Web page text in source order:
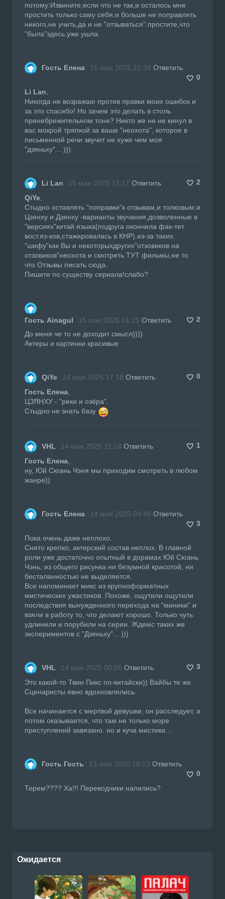
потому:Извините,если что не так,и осталось мне
простить только саму себя,и больше не поправлять
никого,не учить,да и не "отзываться".простите,что
"была"здесь.уже ушла.
Гость Елена 15 мая 2025 22:38 Ответить
0
Li Lan
Никогда не возражаю против правки моих ошибок и
за это спасибо! Но зачем это делать в столь
пренебрежительном тоне? Никто же не не кинул в
вас мокрой тряпкой за ваше "неохота", которое в
письменной речи звучит не хуже чем моя
"дзяньху"... )))
Li Lan 15 мая 2025 12:17 Ответить
2
QiYe
Стыдно оставлять "поправки"к отзывам,и толковым:и
Цзянху и Дзянху -варианты звучания,дозволенные в
"версиях"китай.языка(подруга окончила фак-тет
вост.яз-ков,стажировалась в КНР).из-за таких
"шифу"как Вы и некоторыхдругих"отзовиков на
отзовиков"неохота и смотреть ТУТ фильмы,не то
что Отзывы писать сюда.
Пишите по существу сериала!слабо?
Гость Ainagul 15 мая 2025 01:25 Ответить
2
До меня че то не доходит смысл))))
Актеры и картинки красивые
QiYe 14 мая 2025 17:18 Ответить
0
Гость Елена
ЦЗЯНХУ - "реки и озёра".
Стыдно не знать базу
VHL 14 мая 2025 11:24 Ответить
1
Гость Елена
ну, Юй Сюань Чэня мы приходим смотреть в любом
жанре))
Гость Елена 14 мая 2025 09:46 Ответить
3
Пока очень даже неплохо.
Снято крепко, актерский состав неплох. В главной
роли уже достаточно опытный в дорамах Юй Сюань
Чэнь, из общего рисунка ни безумной красотой, ни
бесталанностью не выделяется.
Все напоминает микс из крупноформатных
мистических ужастиков. Похоже, ощутили ощутили
последствия вынужденного перехода на "миники" и
взяли в работу то, что делают хорошо. Только чуть
удлинили и порубили на серии. Ждемс таких же
экспериментов с "Дзяньху"... )))
VHL 14 мая 2025 00:05 Ответить
3
Это какой-то Твин Пикс по-китайски)) Вайбы те же.
Сценаристы явно вдохновлялись.
Все начинается с мертвой девушки, он расследует, а
потом оказывается, что там не только море
преступлений завязано. но и куча мистики...
Гость Гость 13 мая 2025 18:53 Ответить
0
Терем???? Ха!!! Переводчики напились?
Ожидается